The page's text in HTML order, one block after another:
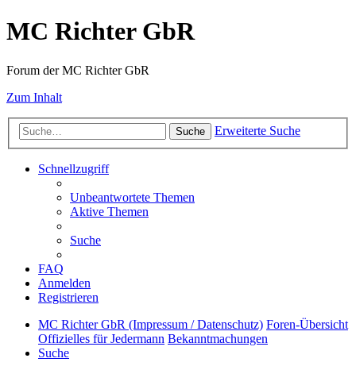
MC Richter GbR
Forum der MC Richter GbR
Zum Inhalt
Suche Erweiterte Suche
Schnellzugriff
Unbeantwortete Themen
Aktive Themen
Suche
FAQ
Anmelden
Registrieren
MC Richter GbR (Impressum / Datenschutz) Foren-Übersicht
Offizielles für Jedermann Bekanntmachungen
Suche